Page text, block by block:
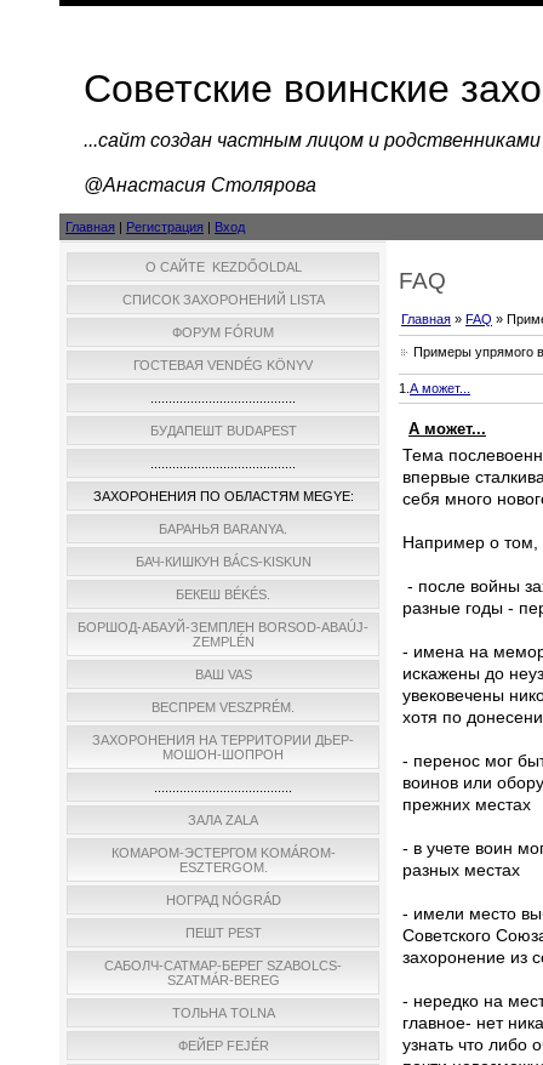
Советские воинские
...cайт создан частным лицом и
@Анастасия Столярова
Главная | Регистрация | Вход
О САЙТЕ KEZDŐOLDAL
СПИСОК ЗАХОРОНЕНИЙ LISTA
ФОРУМ FÓRUM
ГОСТЕВАЯ VENDÉG KÖNYV
БУДАПЕШТ BUDAPEST
ЗАХОРОНЕНИЯ ПО ОБЛАСТЯМ MEGYE:
БАРАНЬЯ BARANYA.
БАЧ-КИШКУН BÁCS-KISKUN
БЕКЕШ BÉKÉS.
БОРШОД-АБАУЙ-ЗЕМПЛЕН BORSOD-ABAÚJ-
ZEMPLÉN
ВАШ VAS
ВЕСПРЕМ VESZPRÉM.
ЗАХОРОНЕНИЯ НА ТЕРРИТОРИИ ДЬЕР-
МОШОН-ШОПРОН
ЗАЛА ZALA
КОМАРОМ-ЭСТЕРГОМ KOMÁROM-
ESZTERGOM.
НОГРАД NÓGRÁD
ПЕШТ PEST
САБОЛЧ-САТМАР-БЕРЕГ SZABOLCS-
SZATMÁR-BEREG
ТОЛЬНА TOLNA
ФЕЙЕР FEJÉR
FAQ
Главная » FAQ »
Примеры упрямого
1. А может...
А может...
Тема
впервые
себя много
Например о том,
- после войны
разные годы -
- имена на
искажены до
увековечены
хотя по
- перенос мог
воинов или
прежних местах
- в учете воин
разных местах
- имели место
Советского
захоронение из
- нередко на
главное- нет
узнать что либо